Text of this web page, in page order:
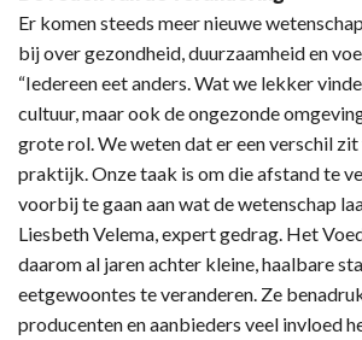
Er komen steeds meer nieuwe
bij over gezondheid, duurzaamheid en
“Iedereen eet anders. Wat we lekker
cultuur, maar ook de ongezonde
grote rol. We weten dat er een verschil
praktijk. Onze taak is om die afstand te
voorbij te gaan aan wat de wetenschap
Liesbeth Velema, expert gedrag. Het
daarom al jaren achter kleine, haalbare
eetgewoontes te veranderen. Ze
producenten en aanbieders veel invloed